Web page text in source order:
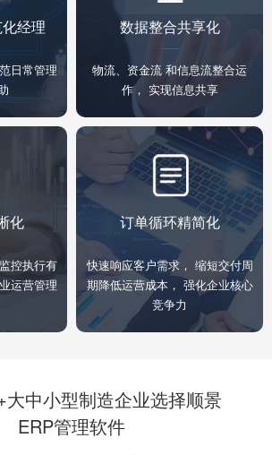
经理
日常管理
数据整合共享化
物流、资金流 和信息流整合运
作， 实现信息共享
化
控执行有
运营管理
订单循环精简化
快速响应客户需求， 缩短交付周
期降低运营成本， 强化企业核心
竞争力
大中小型制造企业选择顺景
ERP管理软件